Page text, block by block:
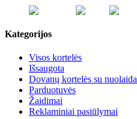
Kategorijos
Visos kortelės
Išsaugota
Dovanų kortelės su nuolaida
Parduotuvės
Žaidimai
Reklaminiai pasiūlymai